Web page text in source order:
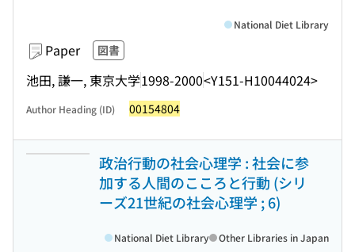
Paper 図書
池田, 謙一, 東京大学1998-2000<Y151-H10044024>
National Diet Library
Author Heading (ID) 00154804
政治行動の社会心理学 : 社会に参
加する人間のこころと行動 (シリ
ーズ21世紀の社会心理学 ; 6)
National Diet Library Other Libraries in Japan